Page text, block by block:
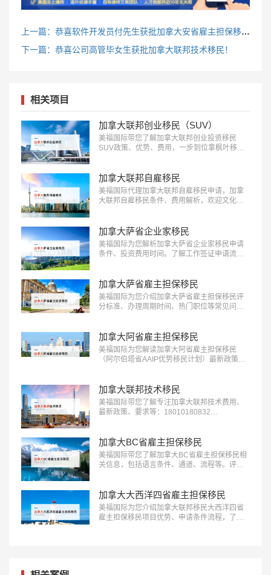
上一篇：恭喜软件开发员付先生获批加拿大安省雇主担保移民！
下一篇：恭喜公司高管毕女生获批加拿大联邦技术移民！
相关项目
加拿大联邦创业移民（SUV）
美福国际带您了解加拿大联邦创业投资移民
SUV政策、优势、费用，一步到位拿枫叶移
加拿大联邦自雇移民
美福国际代理加拿大联邦自雇移民申请，加拿
大联邦自雇移民条件、费用解析，欢迎文化、
加拿大萨省企业家移民
美福国际为您解析加拿大萨省企业家移民申请
条件、投资费用时间。了解工作签证申请流程
加拿大萨省雇主担保移民
美福国际为您介绍加拿大萨省雇主担保移民评
分标准、办理周期时间、热门职位等常见问
加拿大阿省雇主担保移民
美福国际为您解读加拿大阿省雇主担保移民
（阿尔伯塔省AAIP优势移民计划）最新政策、
加拿大联邦技术移民
美福国际带您了解专注加拿大联邦技术费用、
最新政策、要求等：18010180832…
加拿大BC省雇主担保移民
美福国际带您了解加拿大BC省雇主担保移民相
关信息，包括语言条件、通道、流程等。评估
加拿大大西洋四省雇主担保移民
美福国际为您介绍加拿大联邦移民大西洋四省
雇主担保移民项目优势、申请条件流程，了解